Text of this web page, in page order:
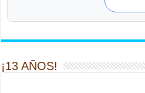
¡13 AÑOS!